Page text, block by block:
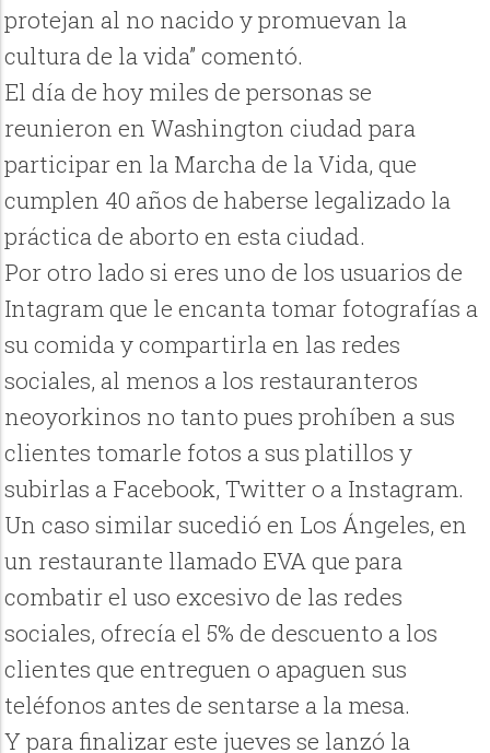
protejan al no nacido y promuevan la
cultura de la vida” comentó.
El día de hoy miles de personas se
reunieron en Washington ciudad para
participar en la Marcha de la Vida, que
cumplen 40 años de haberse legalizado la
práctica de aborto en esta ciudad.
Por otro lado si eres uno de los usuarios de
Intagram que le encanta tomar fotografías a
su comida y compartirla en las redes
sociales, al menos a los restauranteros
neoyorkinos no tanto pues prohíben a sus
clientes tomarle fotos a sus platillos y
subirlas a Facebook, Twitter o a Instagram.
Un caso similar sucedió en Los Ángeles, en
un restaurante llamado EVA que para
combatir el uso excesivo de las redes
sociales, ofrecía el 5% de descuento a los
clientes que entreguen o apaguen sus
teléfonos antes de sentarse a la mesa.
Y para finalizar este jueves se lanzó la